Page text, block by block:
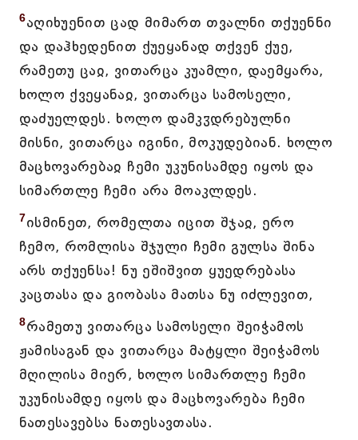
6აღიხუენით ცად მიმართ თვალნი თქუენნი
და დაჰხედენით ქუეყანად თქვენ ქუე,
რამეთუ ცაჲ, ვითარცა კუამლი, დაემყარა,
ხოლო ქვეყანაჲ, ვითარცა სამოსელი,
დაძუელდეს. ხოლო დამკჳდრებულნი
მისნი, ვითარცა იგინი, მოკუდებიან. ხოლო
მაცხოვარებაჲ ჩემი უკუნისამდე იყოს და
სიმართლე ჩემი არა მოაკლდეს.
7ისმინეთ, რომელთა იცით შჯაჲ, ერო
ჩემო, რომლისა შჯული ჩემი გულსა შინა
არს თქუენსა! ნუ ეშიშვით ყუედრებასა
კაცთასა და გიობასა მათსა ნუ იძლევით,
8რამეთუ ვითარცა სამოსელი შეიჭამოს
ჟამისაგან და ვითარცა მატყლი შეიჭამოს
მღილისა მიერ, ხოლო სიმართლე ჩემი
უკუნისამდე იყოს და მაცხოვარება ჩემი
ნათესავებსა ნათესავთასა.